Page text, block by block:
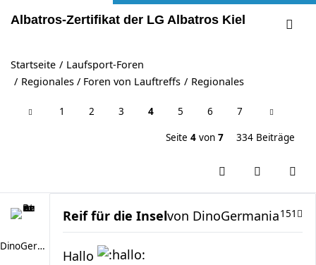
Albatros-Zertifikat der LG Albatros Kiel
Startseite
Laufsport-Foren
Regionales / Foren von Lauftreffs
Regionales
1 2 3 4 5 6 7
Seite 4 von 7 334 Beiträge
DinoGermania
Reif für die Insel 151
von DinoGermania
Hallo